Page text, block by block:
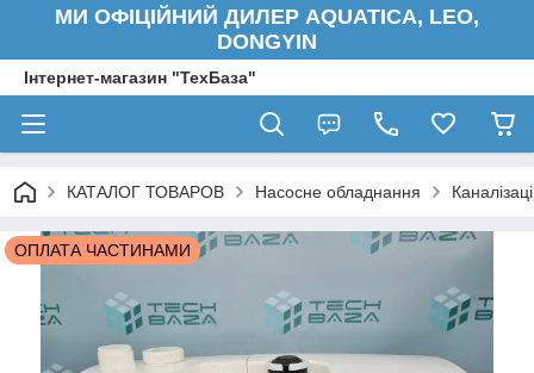
МИ ОФІЦІЙНИЙ ДИЛЕР AQUATICA, LEO,
DONGYIN
Інтернет-магазин "ТехБаза"
КАТАЛОГ ТОВАРОВ Насосне обладнання
ОПЛАТА ЧАСТИНАМИ